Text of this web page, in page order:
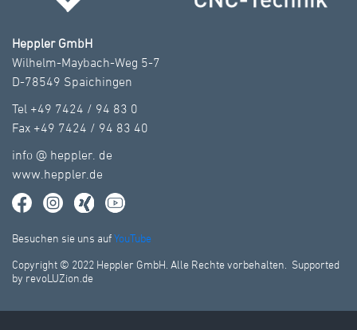
Heppler GmbH
Wilhelm-Maybach-Weg 5-7
D-78549 Spaichingen
Tel +49 7424 / 94 83 0
Fax +49 7424 / 94 83 40
info @ heppler. de
www.heppler.de
Besuchen sie uns aufYouTube
Copyright © 2022 Heppler GmbH. Alle Rechte vorbehalten. Supported
by revoLUZion.de